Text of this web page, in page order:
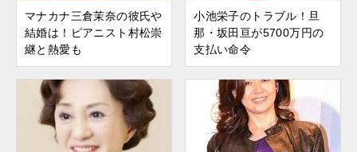
マナカナ三倉茉奈の彼氏や
結婚は！ピアニスト村松崇
継と熱愛も
小池栄子のトラブル！旦
那・坂田亘が5700万円の
支払い命令